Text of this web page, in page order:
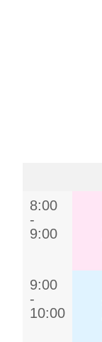
8:00
-
9:00
9:00
-
10:00